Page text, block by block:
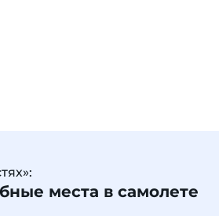
места в самолете